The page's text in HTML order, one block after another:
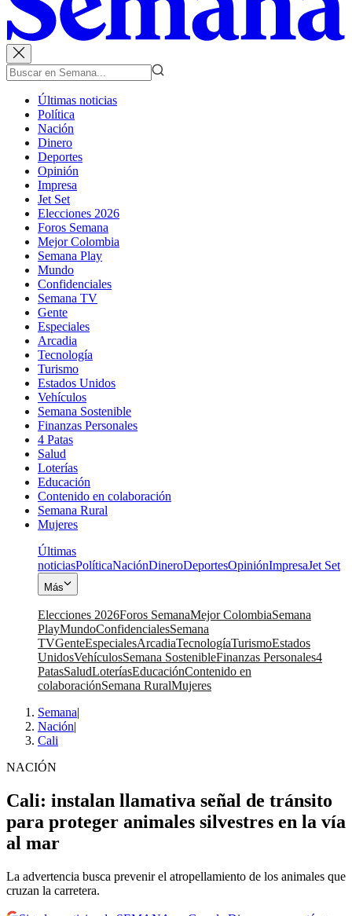
Últimas noticias
Política
Nación
Dinero
Deportes
Opinión
Impresa
Jet Set
Elecciones 2026
Foros Semana
Mejor Colombia
Semana Play
Mundo
Confidenciales
Semana TV
Gente
Especiales
Arcadia
Tecnología
Turismo
Estados Unidos
Vehículos
Semana Sostenible
Finanzas Personales
4 Patas
Salud
Loterías
Educación
Contenido en colaboración
Semana Rural
Mujeres
Últimas
noticiasPolíticaNaciónDineroDeportesOpiniónImpresaJet Set
Más
Elecciones 2026Foros SemanaMejor ColombiaSemana
PlayMundoConfidencialesSemana
TVGenteEspecialesArcadiaTecnologíaTurismoEstados
UnidosVehículosSemana SostenibleFinanzas Personales4
PatasSaludLoteríasEducaciónContenido en
colaboraciónSemana RuralMujeres
Semana|
Nación|
Cali
NACIÓN
Cali: instalan llamativa señal de tránsito
para proteger animales silvestres en la vía
al mar
La advertencia busca prevenir el atropellamiento de los animales que
cruzan la carretera.